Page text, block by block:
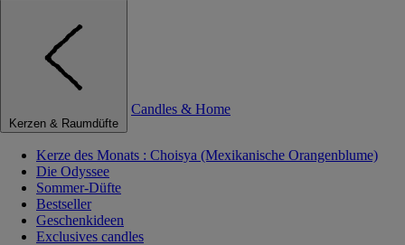
Kerzen & Raumdüfte
Candles & Home
Kerze des Monats : Choisya (Mexikanische Orangenblume)
Die Odyssee
Sommer-Düfte
Bestseller
Geschenkideen
Exclusives candles